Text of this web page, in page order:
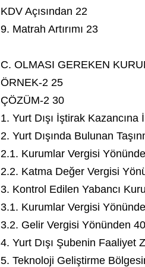
KDV Açısından 22
9. Matrah Artırımı 23
C. OLMASI GEREKEN
ÖRNEK-2 25
ÇÖZÜM-2 30
1. Yurt Dışı İştirak
2. Yurt Dışında Bulunan
2.1. Kurumlar Vergisi
2.2. Katma Değer Vergisi
3. Kontrol Edilen Yabancı
3.1. Kurumlar Vergisi
3.2. Gelir Vergisi Yönünden 40
4. Yurt Dışı Şubenin Faaliyet
5. Teknoloji Geliştirme